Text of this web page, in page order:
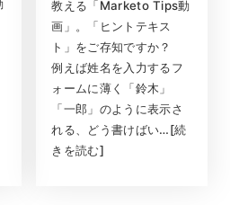
教える「Marketo Tips動
画」。「ヒントテキス
ト」をご存知ですか？
例えば姓名を入力するフ
ォームに薄く「鈴木」
「一郎」のように表示さ
れる、どう書けばい…[続
きを読む]